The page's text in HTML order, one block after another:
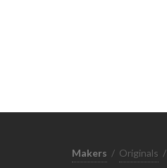
Makers / Originals /